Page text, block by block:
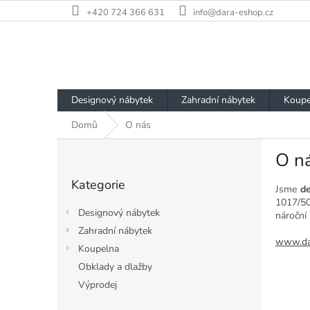
na
+420 724 366 631 info@dara-eshop.cz
Designový nábytek Zahradní nábytek
Domů
O nás
kategorie
Kategorie
Designový nábytek
Zahradní nábytek
Koupelna
Obklady a dlažby
Výprodej
O
Jsme
1017/